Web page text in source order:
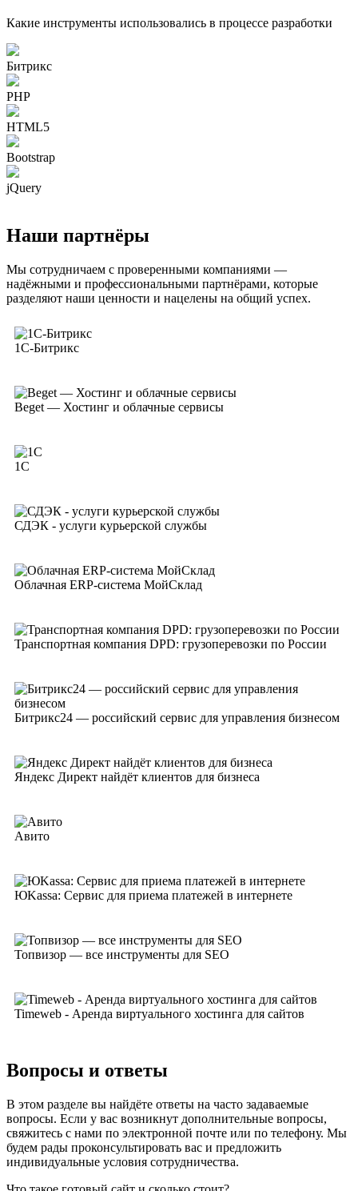
Какие инструменты использовались в процессе разработки
Битрикс
PHP
HTML5
Bootstrap
jQuery
Наши партнёры
Мы сотрудничаем с проверенными компаниями —
надёжными и профессиональными партнёрами, которые
разделяют наши ценности и нацелены на общий успех.
1C-Битрикс
Beget — Хостинг и облачные сервисы
1С
СДЭК - услуги курьерской службы
Облачная ERP-система МойСклад
Транспортная компания DPD: грузоперевозки по России
Битрикс24 — российский сервис для управления бизнесом
Яндекс Директ найдёт клиентов для бизнеса
Авито
ЮKassa: Сервис для приема платежей в интернете
Топвизор — все инструменты для SEO
Timeweb - Аренда виртуального хостинга для сайтов
Вопросы и ответы
В этом разделе вы найдёте ответы на часто задаваемые
вопросы. Если у вас возникнут дополнительные вопросы,
свяжитесь с нами по электронной почте или по телефону. Мы
будем рады проконсультировать вас и предложить
индивидуальные условия сотрудничества.